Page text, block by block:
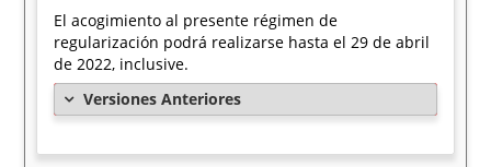
El acogimiento al presente régimen de
regularización podrá realizarse hasta el 29 de abril
de 2022, inclusive.
Versiones Anteriores